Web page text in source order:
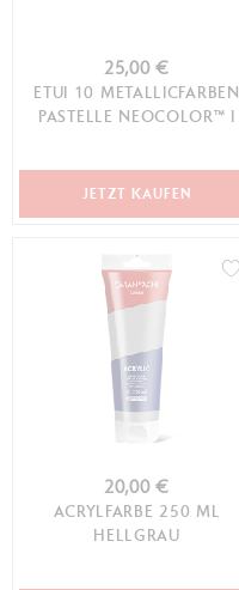
25,00 €
ETUI 10 METALLICFARBEN
PASTELLE NEOCOLOR™ I
JETZT KAUFEN
20,00 €
ACRYLFARBE 250 ML
HELLGRAU